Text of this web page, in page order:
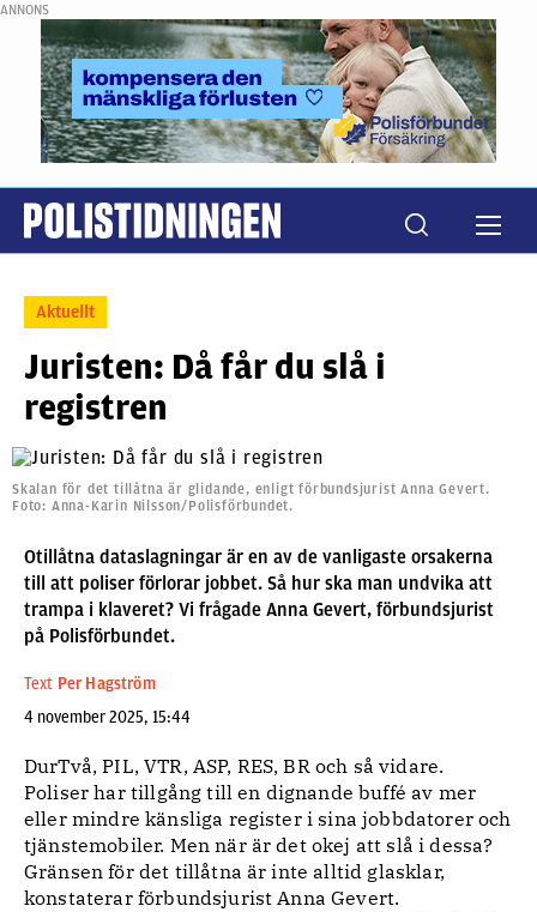
ANNONS
Aktuellt
Juristen: Då får du slå i
registren
Skalan för det tillåtna är glidande, enligt förbundsjurist Anna Gevert.
Foto: Anna-Karin Nilsson/Polisförbundet.
Otillåtna dataslagningar är en av de vanligaste orsakerna
till att poliser förlorar jobbet. Så hur ska man undvika att
trampa i klaveret? Vi frågade Anna Gevert, förbundsjurist
på Polisförbundet.
Text Per Hagström
4 november 2025, 15:44
DurTvå, PIL, VTR, ASP, RES, BR och så vidare.
Poliser har tillgång till en dignande buffé av mer
eller mindre känsliga register i sina jobbdatorer och
tjänstemobiler. Men när är det okej att slå i dessa?
Gränsen för det tillåtna är inte alltid glasklar,
konstaterar förbundsjurist Anna Gevert.